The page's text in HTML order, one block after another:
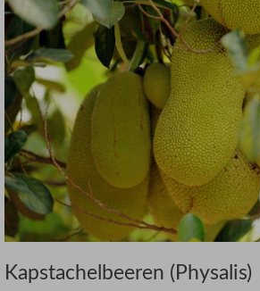
Kapstachelbeeren (Physalis)